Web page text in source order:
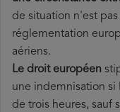
de situation n'est
réglementation
aériens.
Le droit européen
une indemnisation si
de trois heures, sauf